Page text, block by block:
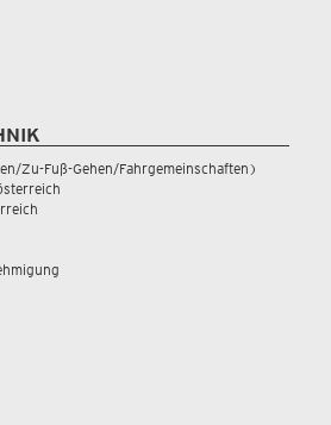
Zu-Fuß-Gehen/Fahrgemeinschaften)